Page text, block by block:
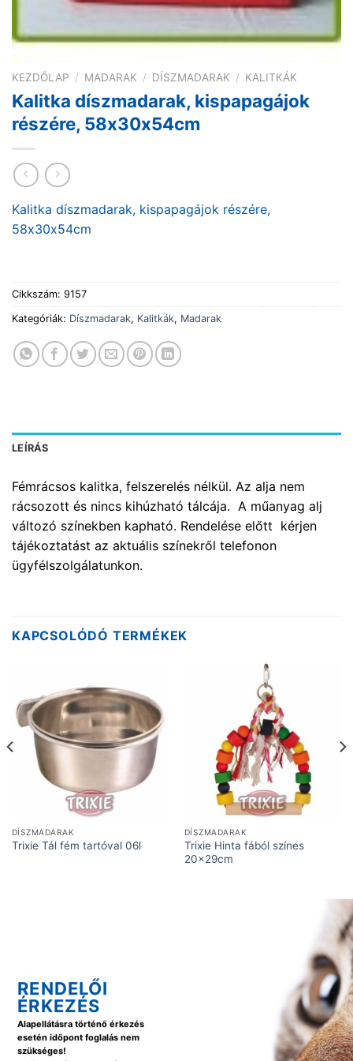
KEZDŐLAP / MADARAK / DÍSZMADARAK / KALITKÁK
Kalitka díszmadarak, kispapagájok
részére, 58x30x54cm
Kalitka díszmadarak, kispapagájok részére,
58x30x54cm
Cikkszám: 9157
Kategóriák: Díszmadarak, Kalitkák, Madarak
LEÍRÁS
Fémrácsos kalitka, felszerelés nélkül. Az alja nem
rácsozott és nincs kihúzható tálcája. A műanyag alj
változó színekben kapható. Rendelése előtt kérjen
tájékoztatást az aktuális színekről telefonon
ügyfélszolgálatunkon.
KAPCSOLÓDÓ TERMÉKEK
DÍSZMADARAK
Trixie Tál fém tartóval 06l
DÍSZMADARAK
Trixie Hinta fából színes
20x29cm
RENDELŐI
ÉRKEZÉS
Alapellátásra történő érkezés
esetén időpont foglalás nem
szükséges!